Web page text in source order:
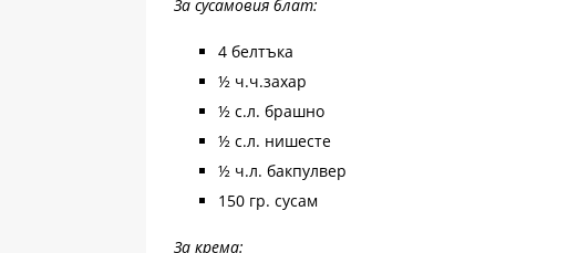
За сусамовия блат:
4 белтъка
½ ч.ч.захар
½ с.л. брашно
½ с.л. нишесте
½ ч.л. бакпулвер
150 гр. сусам
За крема: